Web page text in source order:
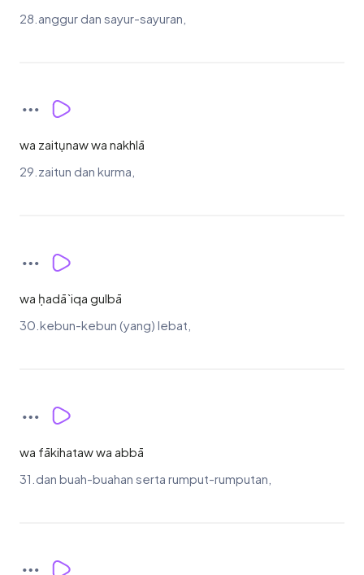
28.anggur dan sayur-sayuran,
wa zaitụnaw wa nakhlā
29.zaitun dan kurma,
wa ḥadā`iqa gulbā
30.kebun-kebun (yang) lebat,
wa fākihataw wa abbā
31.dan buah-buahan serta rumput-rumputan,